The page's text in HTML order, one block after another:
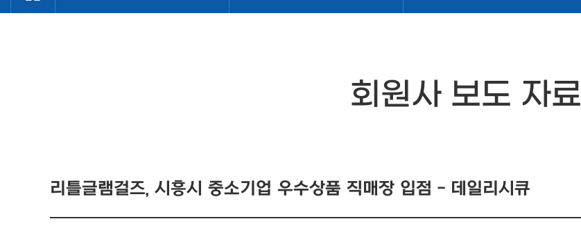
회원사 보도 자료
리틀글램걸즈, 시흥시 중소기업 우수상품 직매장 입점 - 데일리시큐